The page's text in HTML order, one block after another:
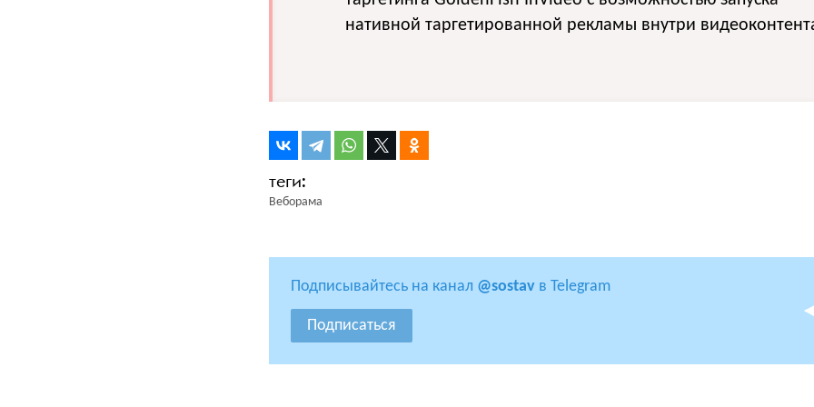
нативной таргетированной рекламы внутри
Веборама
Подписывайтесь на канал @sostav в Telegram
Подписаться